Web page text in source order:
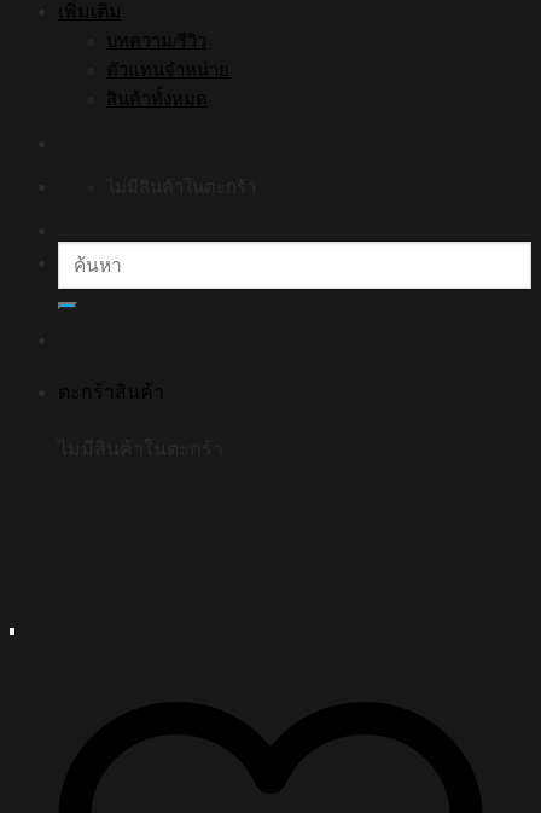
เพิ่มเติม
บทความ/รีวิว
ตัวแทนจำหน่าย
สินค้าทั้งหมด
ค้นหา:
ตะกร้าสินค้า